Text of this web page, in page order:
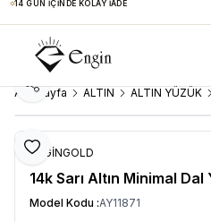
14 GÜN İÇINDE KOLAY İADE
Ana Sayfa ALTIN ALTIN YÜZÜK
Favoriye Ekle
Paylaş
ENGİNGOLD
14k Sarı Altın Minimal Dal
Model Kodu :AY11871